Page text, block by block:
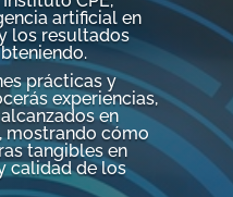
artificial en
los resultados
prácticas y
experiencias,
en
mostrando cómo
tangibles en
calidad de los